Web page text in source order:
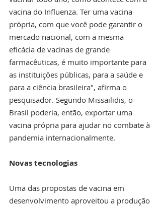
vacina do Influenza. Ter uma vacina
própria, com que você pode garantir o
mercado nacional, com a mesma
eficácia de vacinas de grande
farmacêuticas, é muito importante para
as instituições públicas, para a saúde e
para a ciência brasileira", afirma o
pesquisador. Segundo Missailidis, o
Brasil poderia, então, exportar uma
vacina própria para ajudar no combate à
pandemia internacionalmente.
Novas tecnologias
Uma das propostas de vacina em
desenvolvimento aproveitou a produção